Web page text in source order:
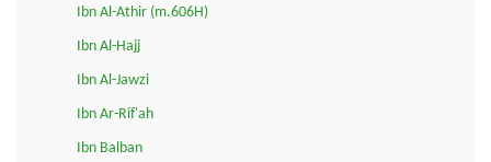
Ibn Al-Athir (m.606H)
Ibn Al-Hajj
Ibn Al-Jawzi
Ibn Ar-Rif'ah
Ibn Balban